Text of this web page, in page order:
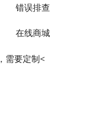
错误排查
在线商城
需要定制<